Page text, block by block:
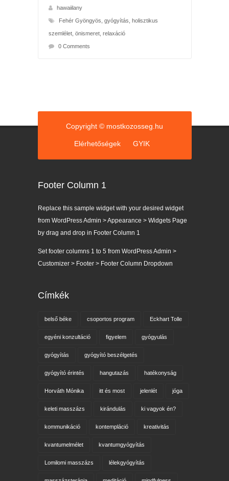
hawaiilany
Fehér Gyöngyös gyógyítás holisztikus
szemlélet, önismeret, relaxáció
0 Comments
Copyright © mostkozosseg.hu
Elérhetőségek GYIK
Footer Column 1
Replace this sample widget with your desired widget
from WordPress Admin > Appearance > Widgets Page
by drag and drop in Footer Column 1
Set footer columns 1 to 5 from WordPress Admin >
Customizer > Footer > Footer Column Dropdown
Címkék
belső béke csoportos program Eckhart Tolle
egyéni konzultáció figyelem gyógyulás
gyógyítás gyógyító beszélgetés
gyógyító érintés hangutazás hatékonyság
Horváth Mónika itt és most jelenlét jóga
keleti masszázs kirándulás ki vagyok én?
kommunikáció kontempláció kreativitás
kvantumelmélet kvantumgyógyítás
Lomilomi masszázs lélekgyógyítás